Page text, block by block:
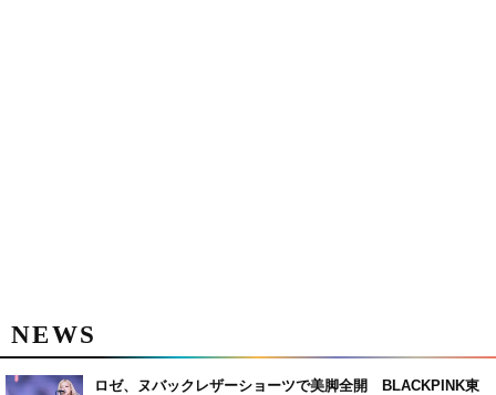
NEWS
ロゼ、ヌバックレザーショーツで美脚全開 BLACKPINK東